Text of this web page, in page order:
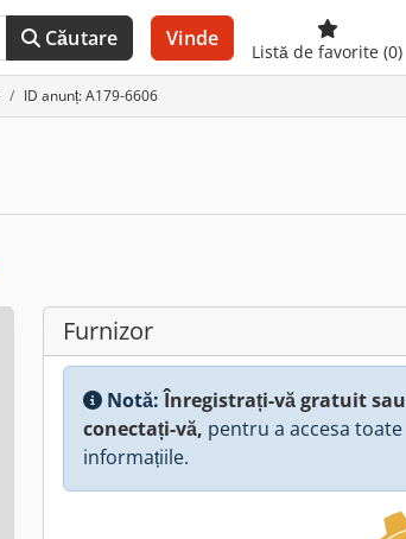
Căutare Vinde
Listă de favorite (0)
ID anunț: A179-6606
Furnizor
Notă:Înregistrați-vă gratuit sau
conectați-vă, pentru a accesa toate
informațiile.